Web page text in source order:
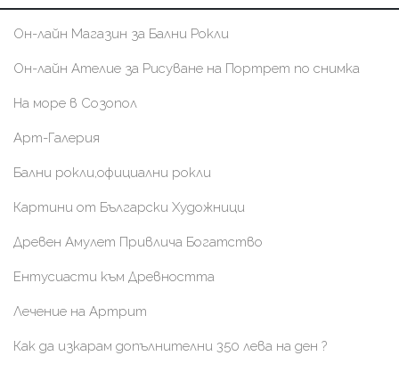
Он-лайн Магазин за Бални Рокли
Он-лайн Ателие за Рисуване на Портрет по снимка
На море в Созопол
Арт-Галерия
Бални рокли,официални рокли
Картини от Български Художници
Древен Амулет Привлича Богатство
Ентусиасти към Древността
Лечение на Артрит
Как да изкарам допълнителни 350 лева на ден ?